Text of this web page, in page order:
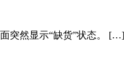
突然显示“缺货”状态。 […]